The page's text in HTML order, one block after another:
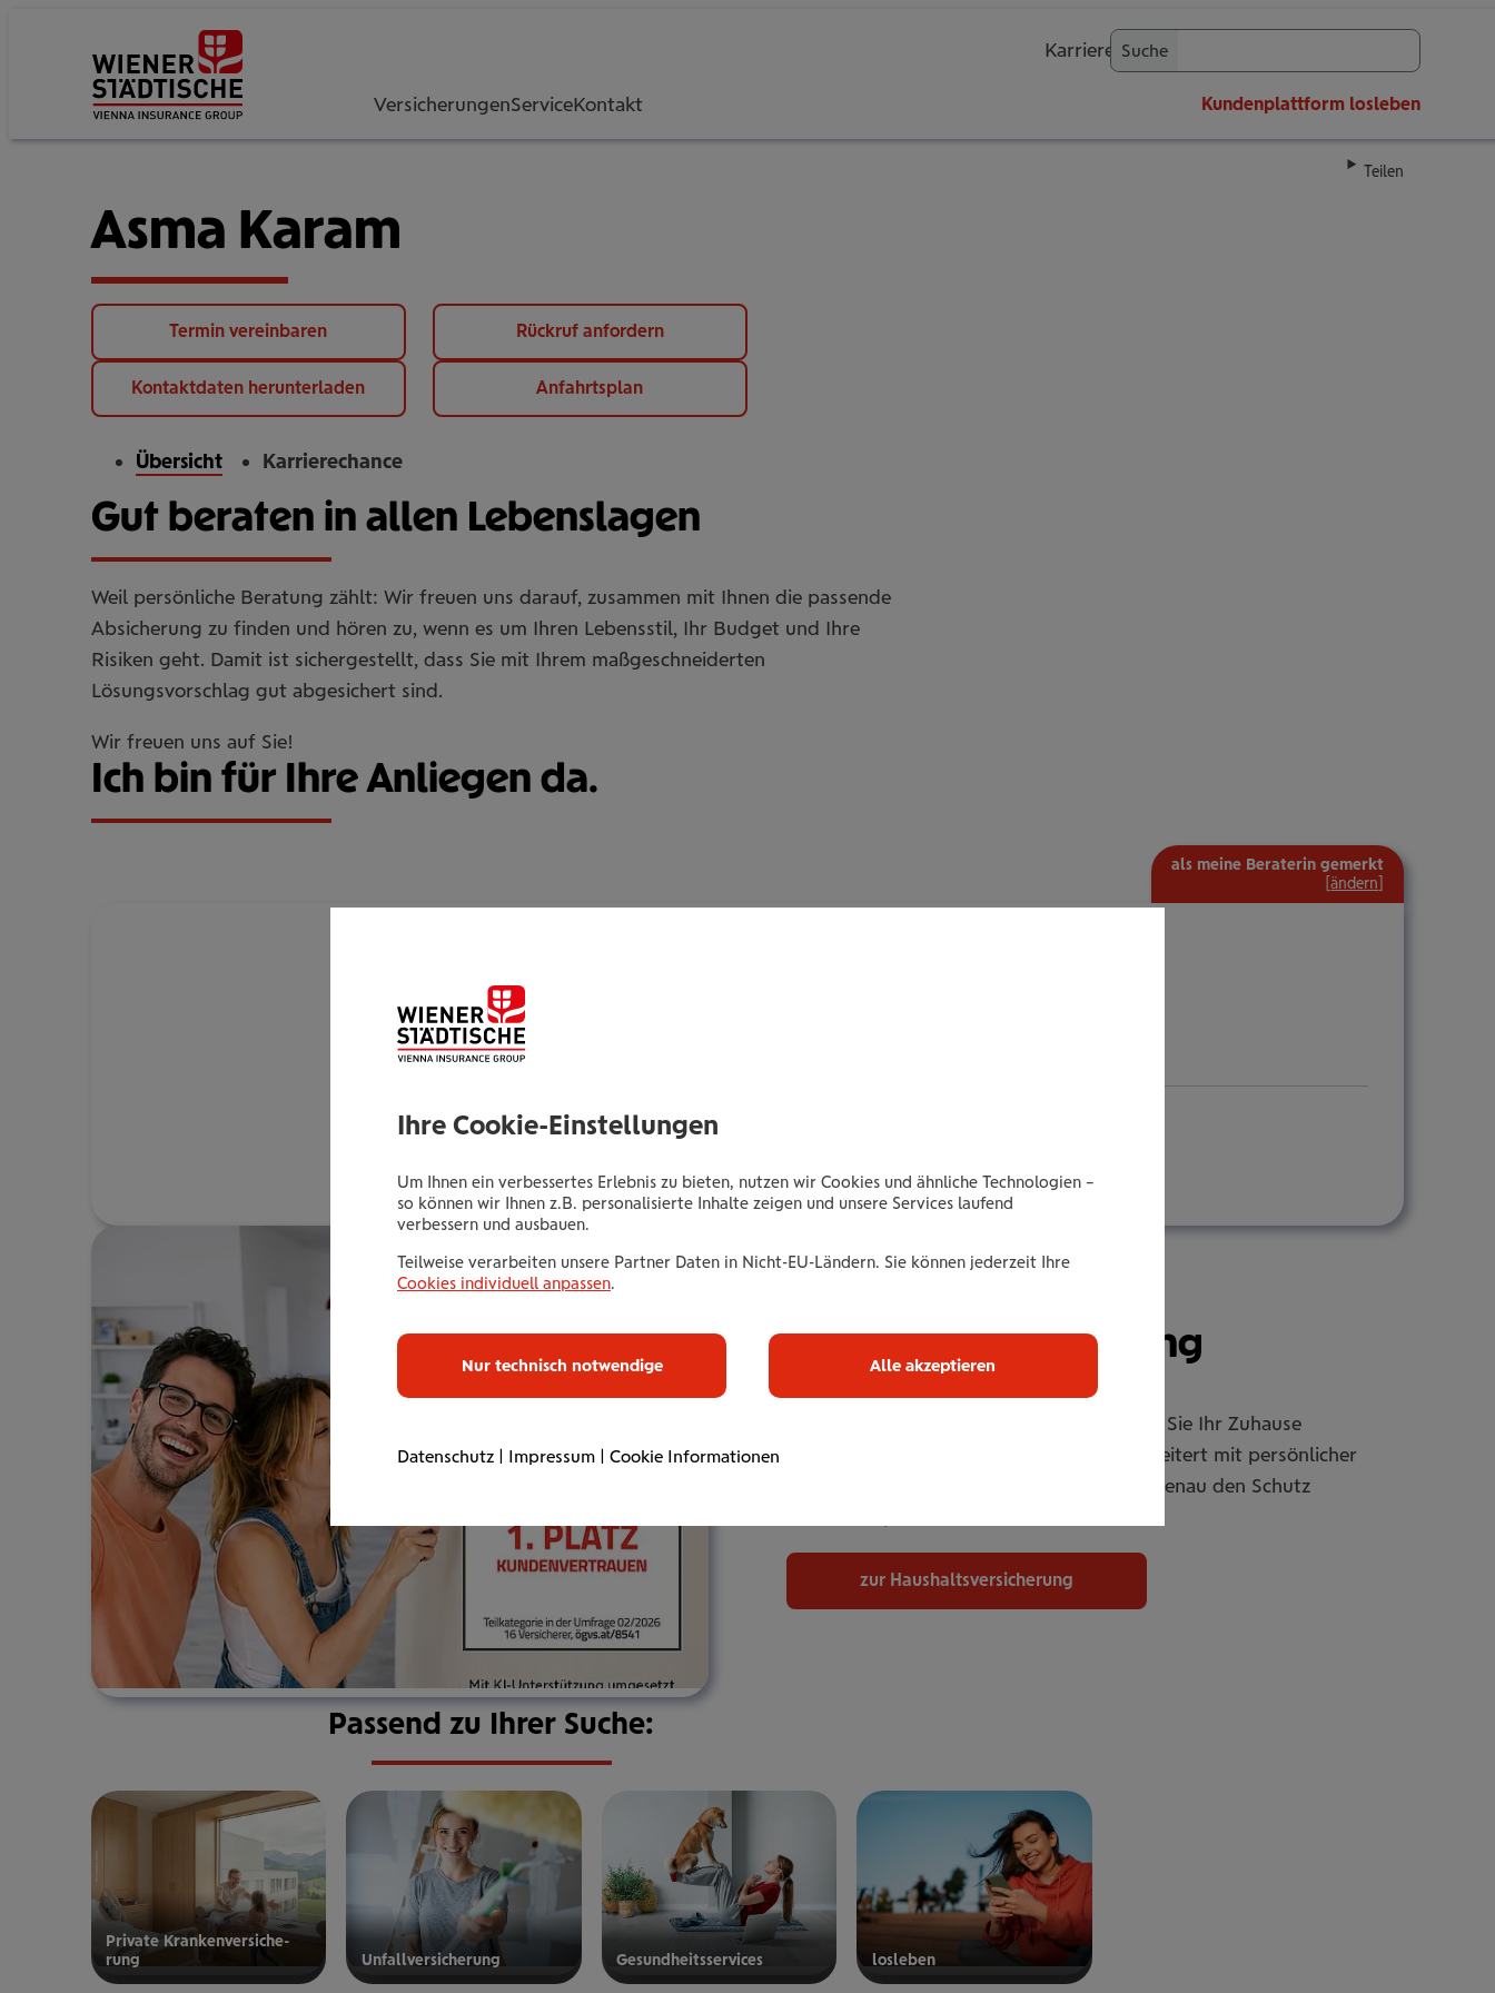
VersicherungenServiceKontakt
Karriere Suche
Kundenplattform losleben
Teilen
Asma Karam
Termin vereinbaren Rückruf anfordern
Kontaktdaten herunterladen Anfahrtsplan
Übersicht Karrierechance
Gut beraten in allen Lebenslagen
Weil persönliche Beratung zählt: Wir freuen uns darauf, zusammen mit Ihnen die passende
Absicherung zu finden und hören zu, wenn es um Ihren Lebensstil, Ihr Budget und Ihre
Risiken geht. Damit ist sichergestellt, dass Sie mit Ihrem maßgeschneiderten
Lösungsvorschlag gut abgesichert sind.
Wir freuen uns auf Sie!
Ich bin für Ihre Anliegen da.
Tel.: +435035051160
+436646013951160
E-Mail:a.karam@wienerstaedtische.at
als meine Beraterin gemerkt
[ändern
Haus­halts­ver­si­che­rung
Mit unserer Haushaltsversicherung sichern Sie Ihr Zuhause
umfassend ab. Online oder individuell erweitert mit persönlicher
Betreuung. Flexibel anpassbar, damit Sie genau den Schutz
zur Haushaltsversicherung
Passend zu Ihrer Suche:
Private Kran­ken­­­ver­si­che­
rung
zur privaten
Unfall­ver­si­che­rung Gesund­heits­ser­vices los­le­ben
Ihre Cookie-Einstellungen
Um Ihnen ein verbessertes Erlebnis zu bieten, nutzen wir Cookies und ähnliche Technologien –
so können wir Ihnen z.B. personalisierte Inhalte zeigen und unsere Services laufend
verbessern und ausbauen.
Teilweise verarbeiten unsere Partner Daten in Nicht-EU-Ländern. Sie können jederzeit Ihre
Cookies individuell anpassen.
Nur technisch notwendige Alle akzeptieren
Datenschutz | Impressum | Cookie Informationen